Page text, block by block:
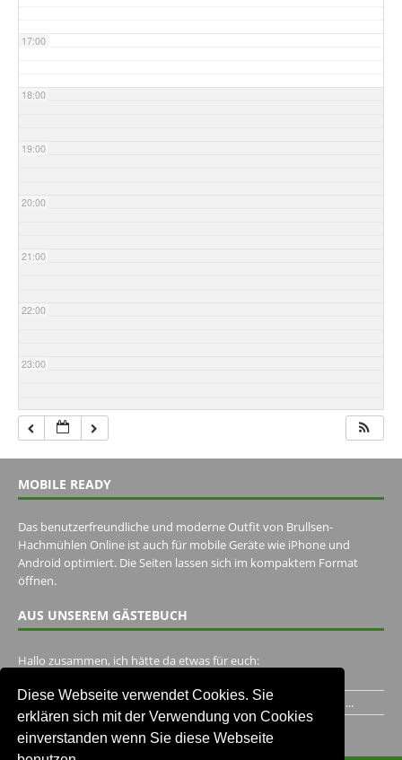
Diese Webseite verwendet Cookies. Sie
erklären sich mit der Verwendung von Cookies
einverstanden wenn Sie diese Webseite
17:00
18:00
19:00
20:00
21:00
22:00
23:00
MOBILE READY
Das benutzerfreundliche und moderne Outfit von Brullsen-
Hachmühlen Online ist auch für mobile Geräte wie iPhone und
Android optimiert. Die Seiten lassen sich im kompaktem Format
öffnen.
AUS UNSEREM GÄSTEBUCH
Hallo zusammen, ich hätte da etwas für euch:
Ich habe ein Jahr im Gasthaus Hugo Pape verbracht..Habe ihn...
Unser Gästebuch besuchen